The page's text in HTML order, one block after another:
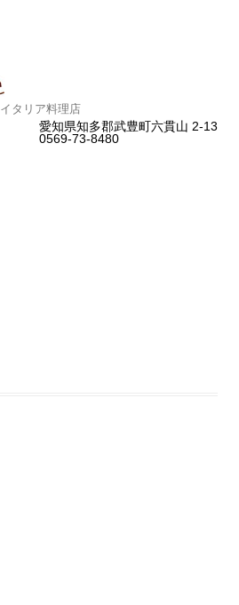
イタリア料理店
愛知県知多郡武豊町六貫山 2-13
0569-73-8480